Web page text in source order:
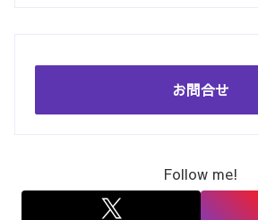
お問合せ
Follow me!